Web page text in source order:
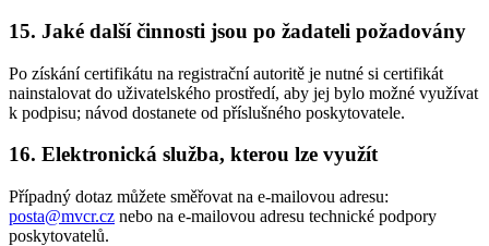
15. Jaké další činnosti jsou po žadateli požadovány
Po získání certifikátu na registrační autoritě je nutné si certifikát
nainstalovat do uživatelského prostředí, aby jej bylo možné využívat
k podpisu; návod dostanete od příslušného poskytovatele.
16. Elektronická služba, kterou lze využít
Případný dotaz můžete směřovat na e-mailovou adresu:
posta@mvcr.cz nebo na e-mailovou adresu technické podpory
poskytovatelů.